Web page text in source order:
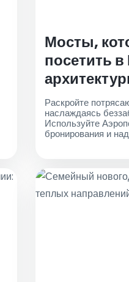
Мосты,
посетить
Раскройте
наслаждаясь
Используйте
бронирования и